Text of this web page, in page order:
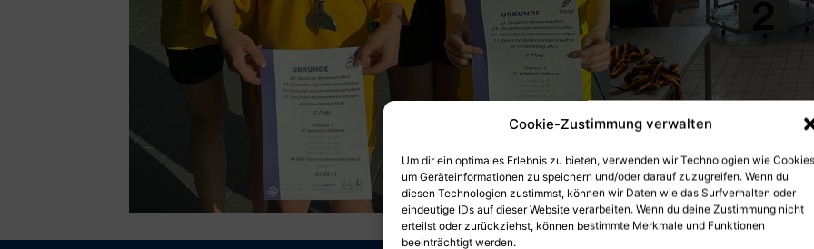
Cookie-Zustimmung verwalten
Um dir ein optimales Erlebnis zu bieten, verwenden wir Technologien wie
um Geräteinformationen zu speichern und/oder darauf zuzugreifen. Wenn du
diesen Technologien zustimmst, können wir Daten wie das Surfverhalten oder
eindeutige IDs auf dieser Website verarbeiten. Wenn du deine Zustimmung nicht
erteilst oder zurückziehst, können bestimmte Merkmale und Funktionen
beeinträchtigt werden.